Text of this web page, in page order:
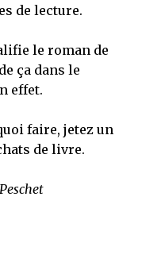
de lecture.
le roman de
ça dans le
effet.
faire, jetez un
de livre.